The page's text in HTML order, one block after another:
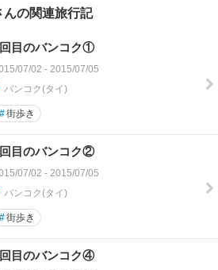
んの関連旅行記
目のバンコク①
07/02 - 2015/07/05
バンコク(タイ)
#街歩き
目のバンコク②
07/02 - 2015/07/05
バンコク(タイ)
#街歩き
目のバンコク④